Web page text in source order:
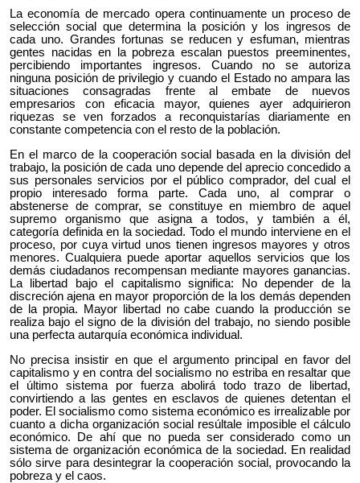
La economía de mercado opera continuamente un proceso de
selección social que determina la posición y los ingresos de
cada uno. Grandes fortunas se reducen y esfuman, mientras
gentes nacidas en la pobreza escalan puestos preeminentes,
percibiendo importantes ingresos. Cuando no se autoriza
ninguna posición de privilegio y cuando el Estado no ampara las
situaciones consagradas frente al embate de nuevos
empresarios con eficacia mayor, quienes ayer adquirieron
riquezas se ven forzados a reconquistarías diariamente en
constante competencia con el resto de la población.
En el marco de la cooperación social basada en la división del
trabajo, la posición de cada uno depende del aprecio concedido a
sus personales servicios por el público comprador, del cual el
propio interesado forma parte. Cada uno, al comprar o
abstenerse de comprar, se constituye en miembro de aquel
supremo organismo que asigna a todos, y también a él,
categoría definida en la sociedad. Todo el mundo interviene en el
proceso, por cuya virtud unos tienen ingresos mayores y otros
menores. Cualquiera puede aportar aquellos servicios que los
demás ciudadanos recompensan mediante mayores ganancias.
La libertad bajo el capitalismo significa: No depender de la
discreción ajena en mayor proporción de la los demás dependen
de la propia. Mayor libertad no cabe cuando la producción se
realiza bajo el signo de la división del trabajo, no siendo posible
una perfecta autarquía económica individual.
No precisa insistir en que el argumento principal en favor del
capitalismo y en contra del socialismo no estriba en resaltar que
el último sistema por fuerza abolirá todo trazo de libertad,
convirtiendo a las gentes en esclavos de quienes detentan el
poder. El socialismo como sistema económico es irrealizable por
cuanto a dicha organización social resúltale imposible el cálculo
económico. De ahí que no pueda ser considerado como un
sistema de organización económica de la sociedad. En realidad
sólo sirve para desintegrar la cooperación social, provocando la
pobreza y el caos.